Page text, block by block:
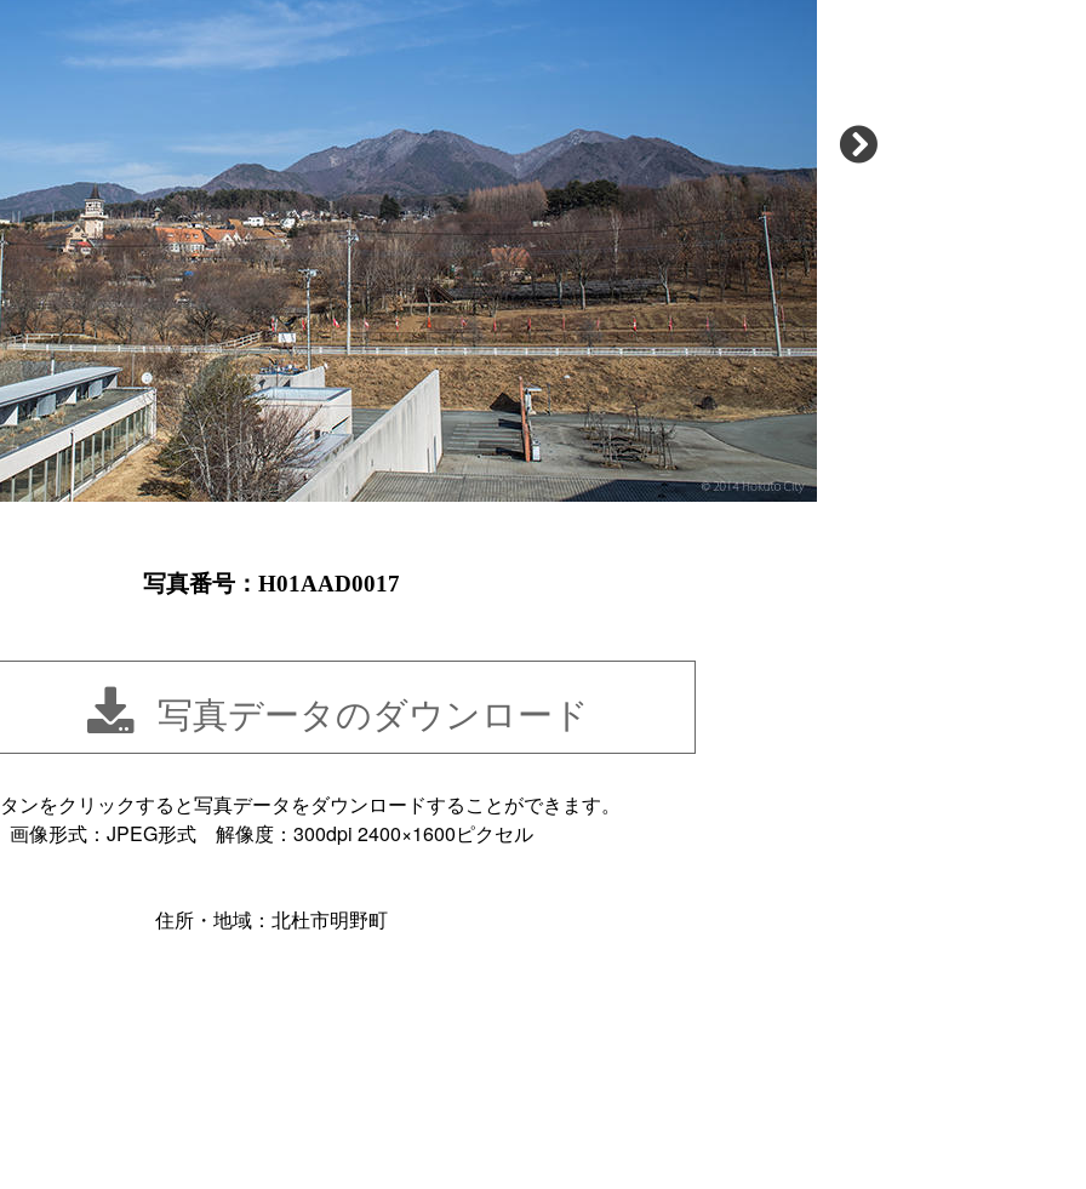
写真番号：H01AAD0017
写真データのダウンロード
ンをクリックすると写真データをダウンロードすることができます。
画像形式：JPEG形式 解像度：300dpi 2400×1600ピクセル
住所・地域：北杜市明野町